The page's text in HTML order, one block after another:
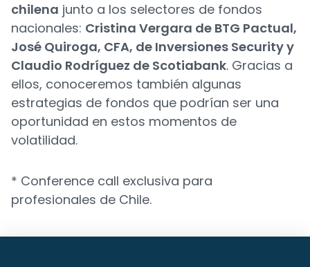
chilena junto a los selectores de fondos
nacionales: Cristina Vergara de BTG Pactual,
José Quiroga, CFA, de Inversiones Security y
Claudio Rodríguez de Scotiabank. Gracias a
ellos, conoceremos también algunas
estrategias de fondos que podrían ser una
oportunidad en estos momentos de
volatilidad.
* Conference call exclusiva para
profesionales de Chile.